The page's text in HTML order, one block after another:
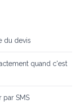
du devis
quand c'est
par SMS